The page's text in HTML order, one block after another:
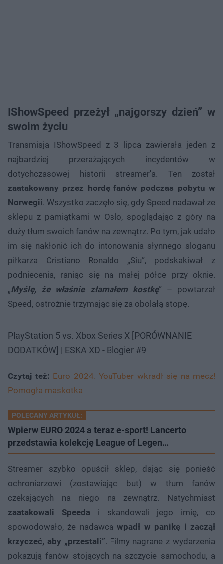
IShowSpeed przeżył „najgorszy dzień” w
swoim życiu
Transmisja IShowSpeed z 3 lipca zawierała jeden z
najbardziej przerażających incydentów w
dotychczasowej historii streamer'a. Ten został
zaatakowany przez hordę fanów podczas pobytu w
Norwegii. Wszystko zaczęło się, gdy Speed ​​nadawał ze
sklepu z pamiątkami w Oslo, spoglądając z góry na
duży tłum swoich fanów na zewnątrz. Po tym, jak udało
im się nakłonić ich do intonowania słynnego sloganu
piłkarza Cristiano Ronaldo „Siu”, podskakiwał z
podniecenia, raniąc się na małej półce przy oknie.
„Myślę, że właśnie złamałem kostkę” – powtarzał
Speed, ostrożnie trzymając się za obolałą stopę.
PlayStation 5 vs. Xbox Series X [PORÓWNANIE
DODATKÓW] | ESKA XD - Blogier #9
Czytaj też: Euro 2024. YouTuber wkradł się na mecz!
Pomogła maskotka
POLECANY ARTYKUŁ:
Wpierw EURO 2024 a teraz e-sport! Lancerto
przedstawia kolekcję League of Legen…
Streamer szybko opuścił sklep, dając się ponieść
ochroniarzowi (zostawiając but) w tłum fanów
czekających na niego na zewnątrz. Natychmiast
zaatakowali Speeda i skandowali jego imię, co
spowodowało, że nadawcawpadł w panikę i zaczął
krzyczeć, aby „przestali”. Filmy nagrane z wydarzenia
pokazują fanów stojących na szczycie samochodu, a